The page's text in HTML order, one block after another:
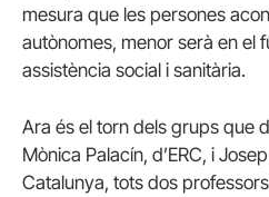
mesura que les persones
autònomes, menor serà en el
assistència social i sanitària.
Ara és el torn dels grups que
Mònica Palacín, d’ERC, i
Catalunya, tots dos